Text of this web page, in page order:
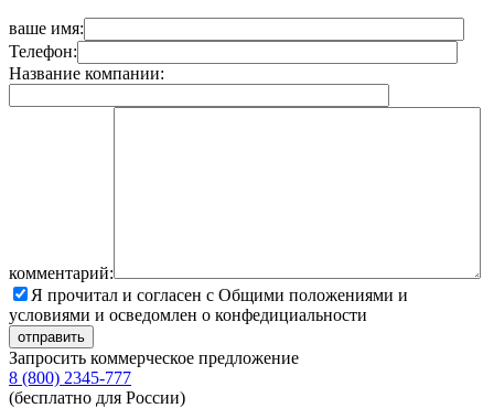
ваше имя:
Телефон:
Название компании:
комментарий:
Я прочитал и согласен с Общими положениями и
условиями и осведомлен о конфедициальности
Запросить коммерческое предложение
8 (800) 2345-777
(бесплатно для России)